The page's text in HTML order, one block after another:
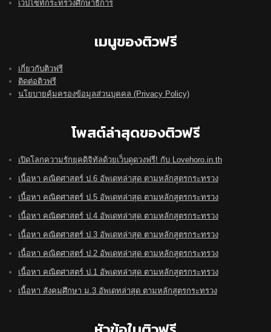
เว็ปไซท์กระทรวงศึกษาธิการ
เมนูของติวฟรี
เกี่ยวกับติวฟรี
ติดต่อติวฟรี
นโยบายคุ้มครองข้อมูลส่วนบุคคล (Privacy Policy)
โพสต์ล่าสุดของติวฟรี
เปิดโลกความรักยุคดิจิทัลด้วยเว็บดูดวงฟรี! กับ Lovehoro.in.th
เนื้อหา คณิตศาสตร์ ป.6 อัพเดทล่าสุด ตามหลักสูตรกระทรวง
เนื้อหา คณิตศาสตร์ ป.5 อัพเดทล่าสุด ตามหลักสูตรกระทรวง
เนื้อหา คณิตศาสตร์ ป.4 อัพเดทล่าสุด ตามหลักสูตรกระทรวง
เนื้อหา คณิตศาสตร์ ป.3 อัพเดทล่าสุด ตามหลักสูตรกระทรวง
เนื้อหา คณิตศาสตร์ ป.2 อัพเดทล่าสุด ตามหลักสูตรกระทรวง
เนื้อหา คณิตศาสตร์ ป.1 อัพเดทล่าสุด ตามหลักสูตรกระทรวง
เนื้อหา สังคมศึกษา ม.3 อัพเดทล่าสุด ตามหลักสูตรกระทรวง